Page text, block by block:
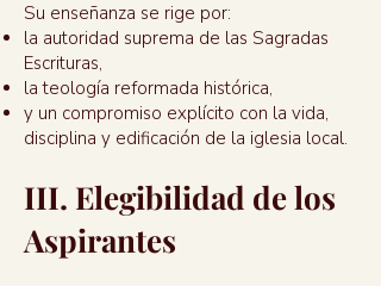
Su enseñanza se rige por:
la autoridad suprema de las Sagradas
Escrituras,
la teología reformada histórica,
y un compromiso explícito con la vida,
disciplina y edificación de la iglesia local.
III. Elegibilidad de los
Aspirantes